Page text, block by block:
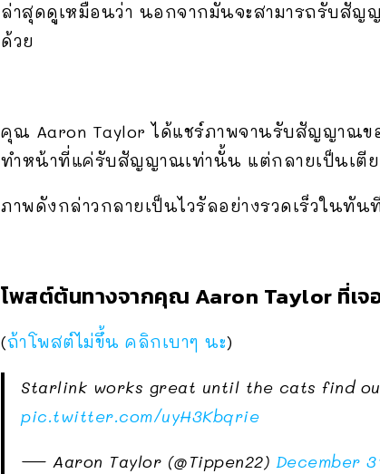
ล่าสุดดูเหมือนว่า นอกจากมันจะสามารถรับสัญ
ด้วย
คุณ Aaron Taylor ได้แชร์ภาพจานรับสัญญาณข
ทำหน้าที่แค่รับสัญญาณเท่านั้น แต่กลายเป็นเตีย
ภาพดังกล่าวกลายเป็นไวรัลอย่างรวดเร็วในทัน
โพสต์ต้นทางจากคุณ Aaron Taylor ที่เจ
(ถ้าโพสต์ไม่ขึ้น คลิกเบาๆ นะ)
Starlink works great until the cats find
pic.twitter.com/uyH3Kbqrie
— Aaron Taylor (@Tippen22) December